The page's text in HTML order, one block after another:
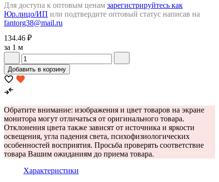
Для доступа к оптовым ценам зарегистрируйтесь как
Юр.лицо/ИП или подтвердите оптовый статус написав на
fantorg38@mail.ru
134.46 ₽
за 1 м
Добавить в корзину
Обратите внимание: изображения и цвет товаров на экране
монитора могут отличаться от оригинального товара.
Отклонения цвета также зависят от источника и яркости
освещения, угла падения света, психофизиологических
особенностей восприятия. Просьба проверять соответствие
товара Вашим ожиданиям до приема товара.
Характеристики